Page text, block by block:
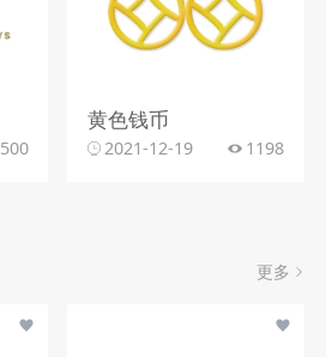
500
黄色钱币
2021-12-19 1198
更多